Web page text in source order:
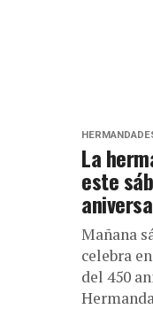
La
este
Mañana
celebra
del 450